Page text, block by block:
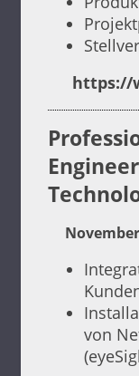
https://
von